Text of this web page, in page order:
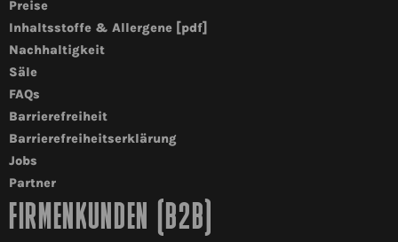
Preise
Inhaltsstoffe & Allergene [pdf]
Nachhaltigkeit
Säle
FAQs
Barrierefreiheit
Barrierefreiheitserklärung
Jobs
Partner
FIRMENKUNDEN (B2B)